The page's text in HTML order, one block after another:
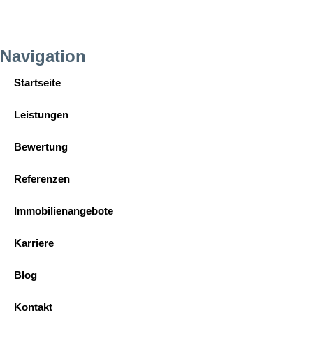
Navigation
Startseite
Leistungen
Bewertung
Referenzen
Immobilienangebote
Karriere
Blog
Kontakt